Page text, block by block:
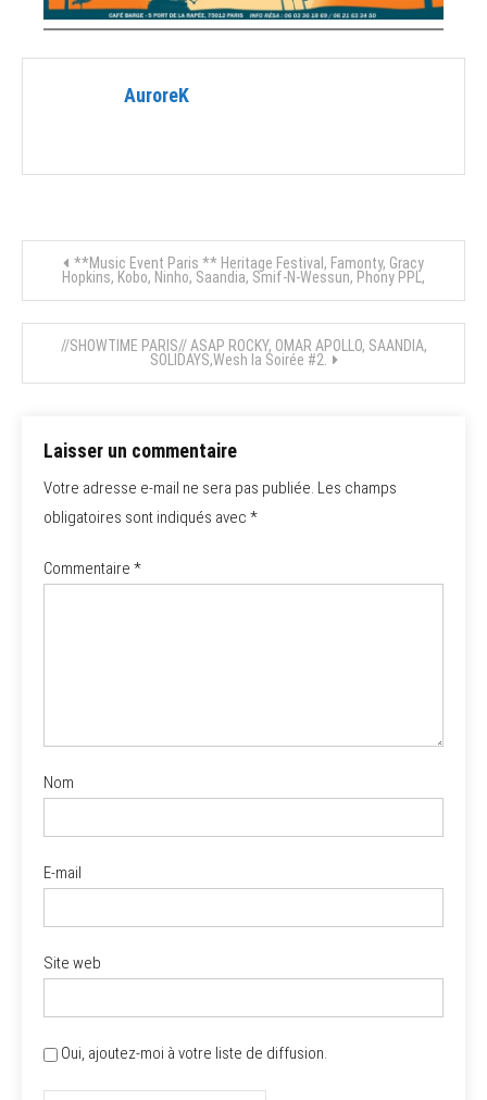
AuroreK
Navigation
de
l’article
**Music Event Paris ** Heritage Festival, Famonty, Gracy
Hopkins, Kobo, Ninho, Saandia, Smif-N-Wessun, Phony PPL,
//SHOWTIME PARIS// ASAP ROCKY, OMAR APOLLO, SAANDIA,
SOLIDAYS,Wesh la Soirée #2.
Laisser un commentaire
Votre adresse e-mail ne sera pas publiée. Les champs
obligatoires sont indiqués avec *
Commentaire *
Nom
E-mail
Site web
Oui, ajoutez-moi à votre liste de diffusion.